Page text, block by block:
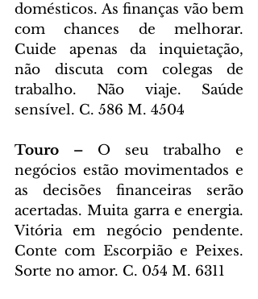
domésticos. As finanças vão bem
com chances de melhorar.
Cuide apenas da inquietação,
não discuta com colegas de
trabalho. Não viaje. Saúde
sensível. C. 586 M. 4504
Touro – O seu trabalho e
negócios estão movimentados e
as decisões financeiras serão
acertadas. Muita garra e energia.
Vitória em negócio pendente.
Conte com Escorpião e Peixes.
Sorte no amor. C. 054 M. 6311